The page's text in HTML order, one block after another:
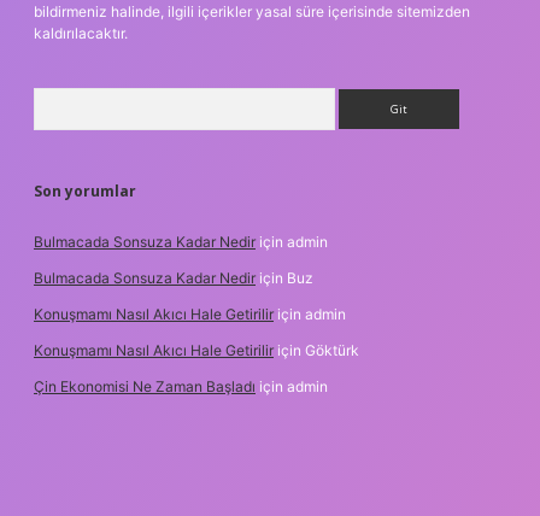
bildirmeniz halinde, ilgili içerikler yasal süre içerisinde sitemizden
kaldırılacaktır.
Son yorumlar
Bulmacada Sonsuza Kadar Nedir için admin
Bulmacada Sonsuza Kadar Nedir için Buz
Konuşmamı Nasıl Akıcı Hale Getirilir için admin
Konuşmamı Nasıl Akıcı Hale Getirilir için Göktürk
Çin Ekonomisi Ne Zaman Başladı için admin